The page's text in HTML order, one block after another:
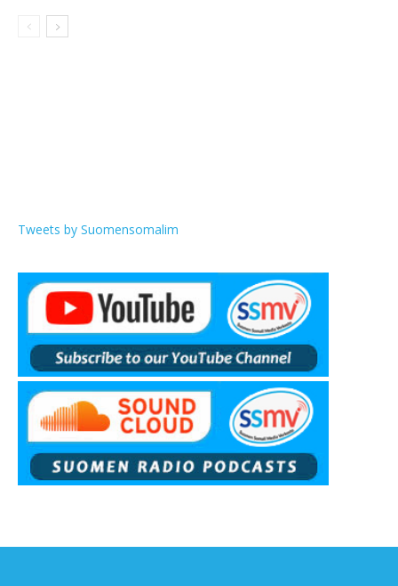
Tweets by Suomensomalim